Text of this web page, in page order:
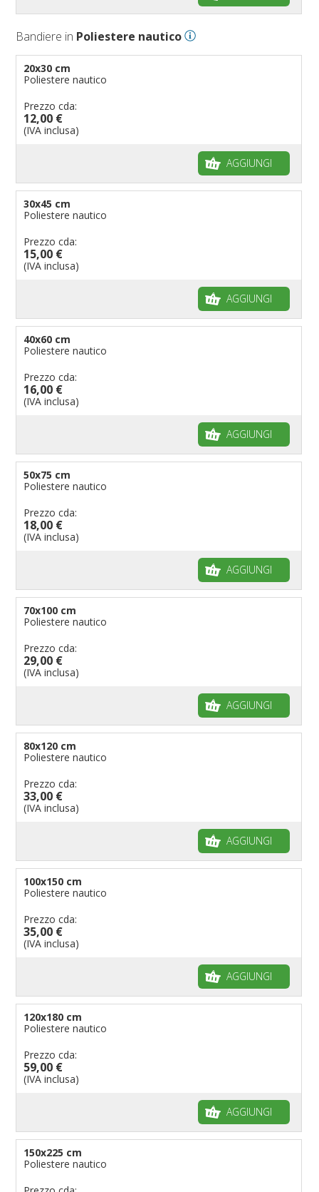
Bandiere per eventi religiosi
Bandiere per ambasciate
Bandiere per riserve naturali e parchi
Bandiere per musicisti
pennoni per bandiere
Bandiere in Poliestere nautico
20x30 cm
Poliestere nautico
Prezzo cda:
12,00 €
(IVA inclusa)
AGGIUNGI
30x45 cm
Poliestere nautico
Prezzo cda:
15,00 €
(IVA inclusa)
AGGIUNGI
40x60 cm
Poliestere nautico
Prezzo cda:
16,00 €
(IVA inclusa)
AGGIUNGI
50x75 cm
Poliestere nautico
Prezzo cda:
18,00 €
(IVA inclusa)
AGGIUNGI
70x100 cm
Poliestere nautico
Prezzo cda:
29,00 €
(IVA inclusa)
AGGIUNGI
80x120 cm
Poliestere nautico
Prezzo cda:
33,00 €
(IVA inclusa)
AGGIUNGI
100x150 cm
Poliestere nautico
Prezzo cda:
35,00 €
(IVA inclusa)
AGGIUNGI
120x180 cm
Poliestere nautico
Prezzo cda:
59,00 €
(IVA inclusa)
AGGIUNGI
150x225 cm
Poliestere nautico